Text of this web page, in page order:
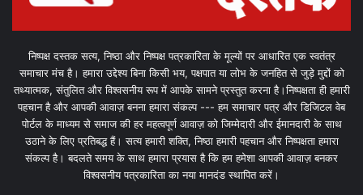
निष्पक्ष दस्तक सत्य, निष्ठा और निष्पक्ष पत्रकारिता के मूल्यों पर आधारित एक स्वतंत्र
समाचार मंच है। हमारा उद्देश्य बिना किसी भय, पक्षपात या लोभ के जनहित से जुड़े मुद्दों को
तथ्यात्मक, संतुलित और विश्वसनीय रूप में आपके सामने प्रस्तुत करना है।निष्पक्षता ही हमारी
पहचान है और आपकी आवाज़ बनना हमारा संकल्प --- हम समाचार पत्र और डिजिटल वेब
पोर्टल के माध्यम से समाज की हर महत्वपूर्ण आवाज़ को जिम्मेदारी और ईमानदारी के साथ
उठाने के लिए प्रतिबद्ध हैं। सत्य हमारी शक्ति, निष्ठा हमारी पहचान और निष्पक्षता हमारा
संकल्प है। बदलते समय के साथ हमारा प्रयास है कि हम हमेशा आपकी आवाज़ बनकर
विश्वसनीय पत्रकारिता का नया मानदंड स्थापित करें।